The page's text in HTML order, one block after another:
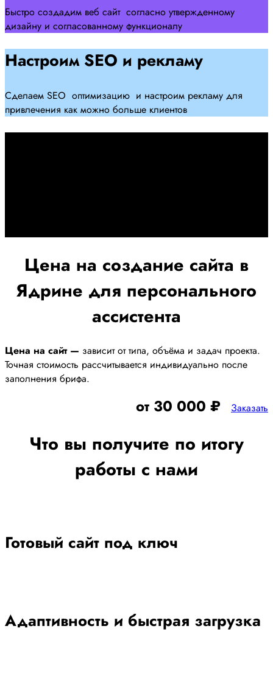
Быстро создадим веб сайт согласно утвержденному
дизайну и согласованному функционалу
Настроим SEO и рекламу
Сделаем SEO оптимизацию и настроим рекламу для
привлечения как можно больше клиентов
Цена на создание сайта в
Ядрине для персонального
ассистента
Цена на сайт — зависит от типа, объёма и задач проекта.
Точная стоимость рассчитывается индивидуально после
заполнения брифа.
от 30 000 ₽ Заказать
Что вы получите по итогу
работы с нами
Готовый сайт под ключ
Адаптивность и быстрая загрузка